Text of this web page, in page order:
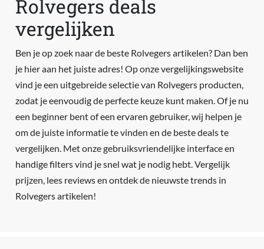
Rolvegers deals
vergelijken
Ben je op zoek naar de beste Rolvegers artikelen? Dan ben
je hier aan het juiste adres! Op onze vergelijkingswebsite
vind je een uitgebreide selectie van Rolvegers producten,
zodat je eenvoudig de perfecte keuze kunt maken. Of je nu
een beginner bent of een ervaren gebruiker, wij helpen je
om de juiste informatie te vinden en de beste deals te
vergelijken. Met onze gebruiksvriendelijke interface en
handige filters vind je snel wat je nodig hebt. Vergelijk
prijzen, lees reviews en ontdek de nieuwste trends in
Rolvegers artikelen!